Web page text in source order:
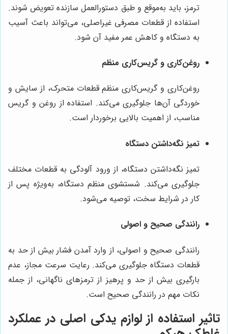
ترمز، باید به‌موقع و طبق دستورالعمل سازنده تعویض شوند.
استفاده از قطعات مصرفی غیراصلی، می‌تواند باعث آسیب
به دستگاه و کاهش عمر مفید آن شود.
روغن‌کاری و گریس‌کاری منظم
روغن‌کاری و گریس‌کاری منظم قطعات متحرک، از سایش و
خوردگی آن‌ها جلوگیری می‌کند. استفاده از روغن و گریس
مناسب، از اهمیت بالایی برخوردار است.
تمیز نگه‌داشتن دستگاه
تمیز نگه‌داشتن دستگاه، از ورود آلودگی به قطعات مختلف
جلوگیری می‌کند. شستشوی منظم دستگاه، به‌ویژه پس از
کار در شرایط سخت، توصیه می‌شود.
رانندگی صحیح و اصولی
رانندگی صحیح و اصولی، از وارد آمدن فشار بیش از حد به
قطعات دستگاه جلوگیری می‌کند. رعایت سرعت مجاز، عدم
بارگیری بیش از حد و پرهیز از ترمزهای ناگهانی، از جمله
نکات مهم در رانندگی صحیح است.
تاثیر استفاده از لوازم یدکی اصلی در عملکرد